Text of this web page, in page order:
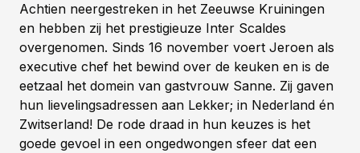
Achtien neergestreken in het Zeeuwse Kruiningen
en hebben zij het prestigieuze Inter Scaldes
overgenomen. Sinds 16 november voert Jeroen als
executive chef het bewind over de keuken en is de
eetzaal het domein van gastvrouw Sanne. Zij gaven
hun lievelingsadressen aan Lekker; in Nederland én
Zwitserland! De rode draad in hun keuzes is het
goede gevoel in een ongedwongen sfeer dat een